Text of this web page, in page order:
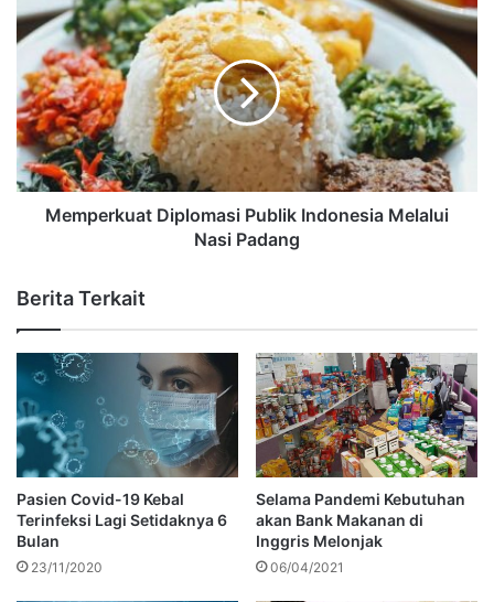
Memperkuat Diplomasi Publik Indonesia Melalui
Nasi Padang
Berita Terkait
Pasien Covid-19 Kebal
Terinfeksi Lagi Setidaknya 6
Bulan
23/11/2020
Selama Pandemi Kebutuhan
akan Bank Makanan di
Inggris Melonjak
06/04/2021